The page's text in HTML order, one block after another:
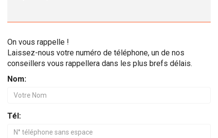
On vous rappelle !
Laissez-nous votre numéro de téléphone, un de nos
conseillers vous rappellera dans les plus brefs délais.
Nom:
Tél: